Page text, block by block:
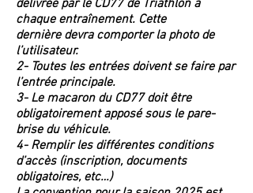
délivrée par le CD77 de Triathlon à
chaque entraînement. Cette
dernière devra comporter la photo de
l’utilisateur.
2- Toutes les entrées doivent se faire par
l’entrée principale.
3- Le macaron du CD77 doit être
obligatoirement apposé sous le pare-
brise du véhicule.
4- Remplir les différentes conditions
d’accès (inscription, documents
obligatoires, etc…)